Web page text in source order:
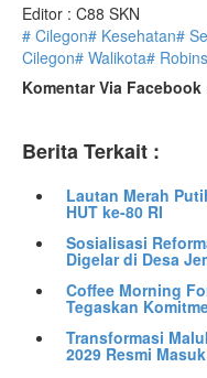
Editor : C88 SKN
# Cilegon# Kesehatan#
Cilegon# Walikota#
Komentar Via Facebook
Berita Terkait :
Lautan Merah
HUT ke-80 RI
Sosialisasi
Digelar di Desa
Coffee Morning
Tegaskan
Transformasi
2029 Resmi